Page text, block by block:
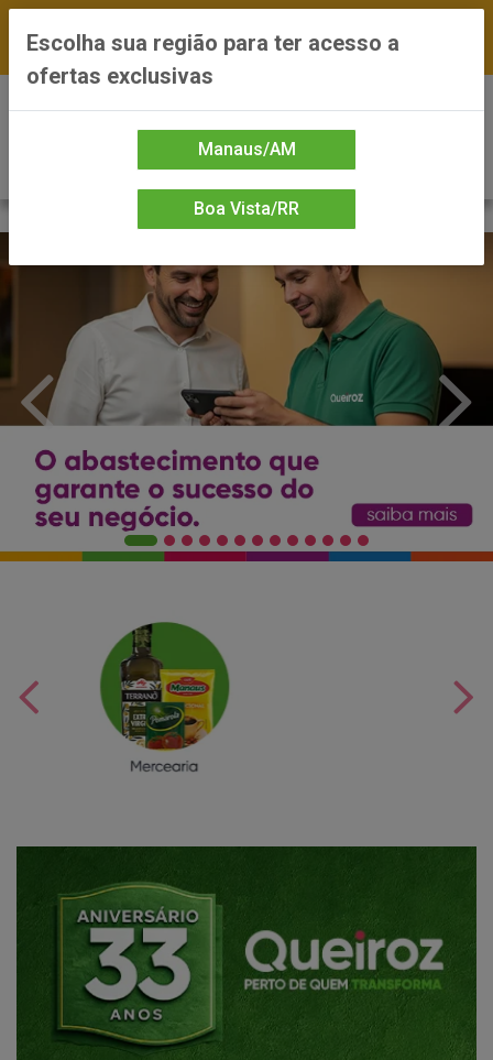
*Preços exclusivos do site — Entrega em até 24h
Escolha sua região para ter acesso a
ofertas exclusivas
Manaus/AM
Boa Vista/RR